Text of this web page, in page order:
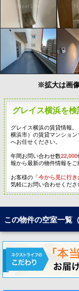
※拡大は画
グレイス横浜を
グレイス横浜の賃貸情報
横浜市）の賃貸マンショ
へお任せください。
年間お問い合わせ数22,000
報から最新の物件情報をご
お客様の「今から見に行き
気軽にお問い合わせくださ
この物件の空室一覧